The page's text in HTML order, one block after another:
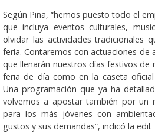
Según Piña, “hemos puesto todo el
que incluya eventos culturales,
olvidar las actividades tradicionales
feria. Contaremos con actuaciones de
que llenarán nuestros días festivos de
feria de día como en la caseta
Una programación que ya ha
volvemos a apostar también por un
para los más jóvenes con
gustos y sus demandas”, indicó la edil.